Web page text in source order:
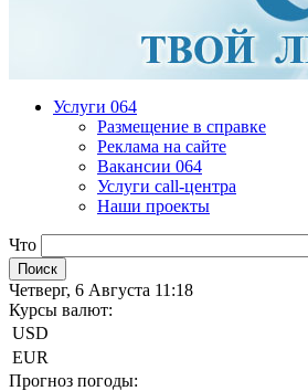
Услуги 064
Размещение в справке
Реклама на сайте
Вакансии 064
Услуги call-центра
Наши проекты
Что
Четверг, 6 Августа 11:18
Курсы валют:
USD
EUR
Прогноз погоды: